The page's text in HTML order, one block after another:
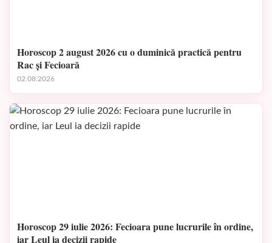
Horoscop 2 august 2026 cu o duminică practică pentru
Rac și Fecioară
02.08.2026
Horoscop 29 iulie 2026: Fecioara pune lucrurile în ordine,
iar Leul ia decizii rapide